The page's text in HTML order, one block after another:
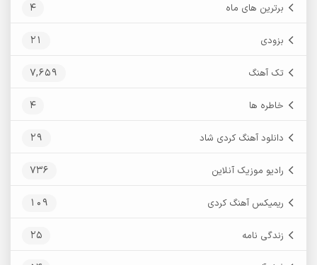
برترین های ماه 4
بزودی 21
تک آهنگ 7,659
خاطره ها 4
دانلود آهنگ کردی شاد 29
رادیو موزیک آنلاین 736
ریمیکس آهنگ کردی 109
زندگی نامه 25